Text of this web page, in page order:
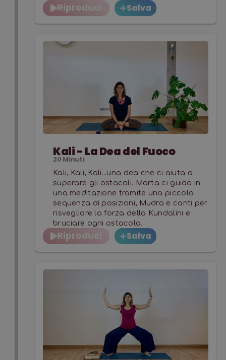
Riproduci Salva
Kali - La Dea del Fuoco
20 Minuti
Kali, Kali, Kali...una dea che ci aiuta a
superare gli ostacoli. Marta ci guida in
una meditazione tramite una piccola
sequenza di posizioni, Mudra e canti per
risvegliare la forza della Kundalini e
bruciare ogni ostacolo.
Riproduci Salva